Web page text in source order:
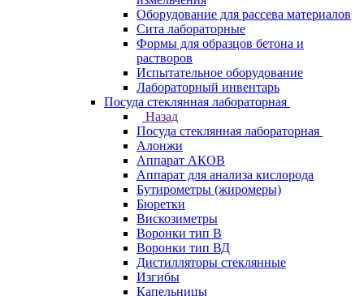
Оборудование для рассева материалов
Сита лабораторные
Формы для образцов бетона и
растворов
Испытательное оборудование
Лабораторный инвентарь
Посуда стеклянная лабораторная
Назад
Посуда стеклянная лабораторная
Алонжи
Аппарат АКОВ
Аппарат для анализа кислорода
Бутирометры (жиромеры)
Бюретки
Вискозиметры
Воронки тип В
Воронки тип ВД
Дистилляторы стеклянные
Изгибы
Капельницы